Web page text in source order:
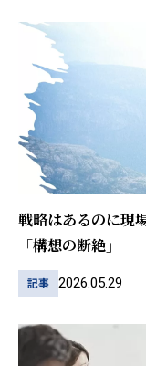
戦略はあるのに現
「構想の断絶」
記事 2026.05.29